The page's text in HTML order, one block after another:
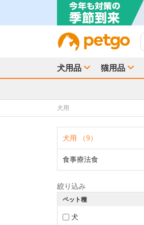
犬用品 猫用品
犬用
犬用 （9）
食事療法食
絞り込み
ペット種
犬